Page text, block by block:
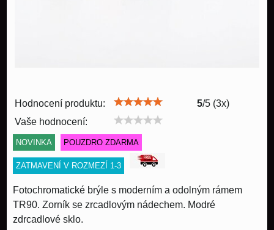
Hodnocení produktu: 5/5 (3x)
Vaše hodnocení:
NOVINKA POUZDRO ZDARMA
ZATMAVENÍ V ROZMEZÍ 1-3
Fotochromatické brýle s moderním a odolným rámem
TR90. Zorník se zrcadlovým nádechem. Modré
zdrcadlové sklo.